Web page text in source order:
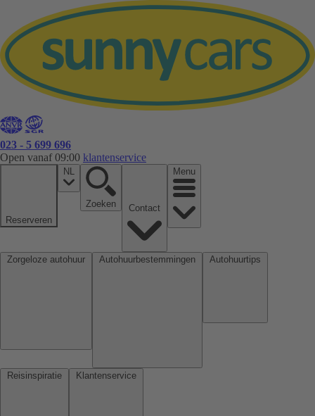
023 - 5 699 696
Open vanaf 09:00 klantenservice
Reserveren
NL
Zoeken
Menu